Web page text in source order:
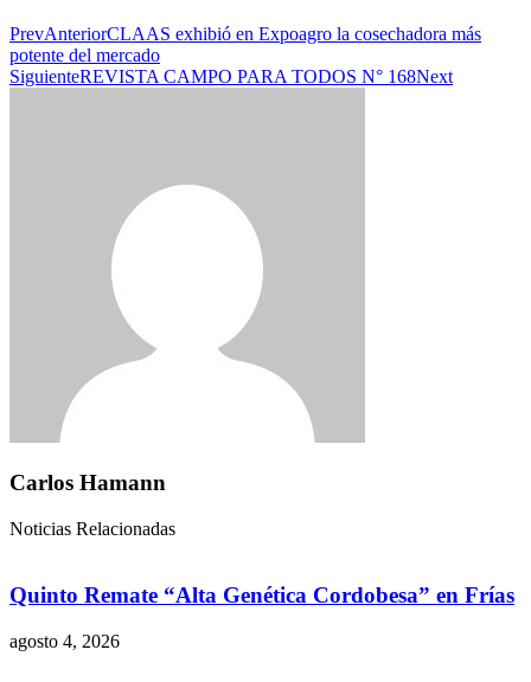
PrevAnteriorCLAAS exhibió en Expoagro la cosechadora más
potente del mercado
SiguienteREVISTA CAMPO PARA TODOS N° 168Next
Carlos Hamann
Noticias Relacionadas
Quinto Remate “Alta Genética Cordobesa” en Frías
agosto 4, 2026